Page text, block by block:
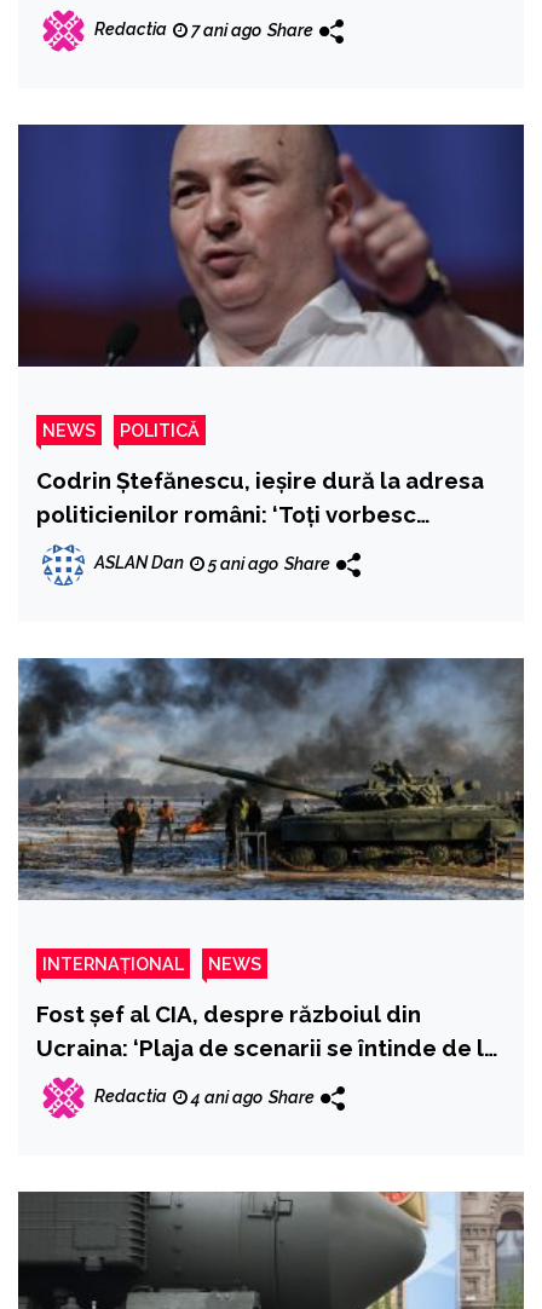
gratuit la internet Wi-Fi
Redactia 7 ani ago Share
NEWS POLITICĂ
Codrin Ștefănescu, ieșire dură la adresa
politicienilor români: ‘Toți vorbesc
“bruxelleza” și toți sunt slugile străinilor!
Toți!’
ASLAN Dan 5 ani ago Share
INTERNAȚIONAL NEWS
Fost șef al CIA, despre războiul din
Ucraina: ‘Plaja de scenarii se întinde de la
o împotmolire lungă, sângeroasă și de
coșmar, până când unul sau celălalt
Redactia 4 ani ago Share